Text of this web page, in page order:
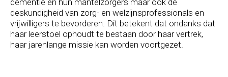
dementie en hun mantelzorgers maar ook de
deskundigheid van zorg- en welzijnsprofessionals en
vrijwilligers te bevorderen. Dit betekent dat ondanks dat
haar leerstoel ophoudt te bestaan door haar vertrek,
haar jarenlange missie kan worden voortgezet.